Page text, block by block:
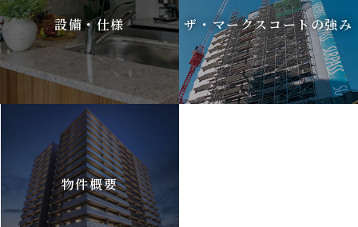
設備・仕様 ザ・マークスコートの強み
物件概要